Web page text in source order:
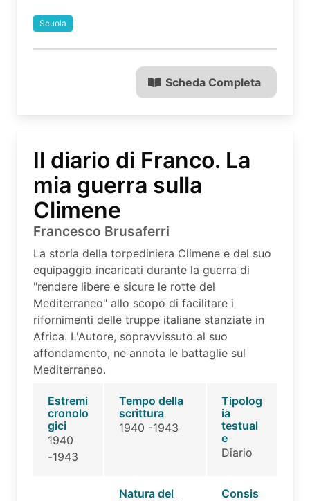
Scuola
Scheda Completa
Il diario di Franco. La
mia guerra sulla
Climene
Francesco Brusaferri
La storia della torpediniera Climene e del suo
equipaggio incaricati durante la guerra di
"rendere libere e sicure le rotte del
Mediterraneo" allo scopo di facilitare i
rifornimenti delle truppe italiane stanziate in
Africa. L'Autore, sopravvissuto al suo
affondamento, ne annota le battaglie sul
Mediterraneo.
Estremi
cronolo
gici
1940
-1943
Tempo della
scrittura
1940 -1943
Tipolog
ia
testual
e
Diario
Natura del
Consis